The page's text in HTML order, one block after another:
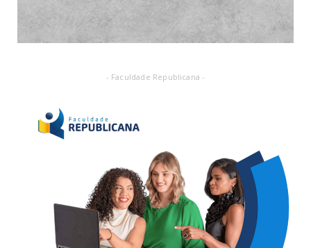
- Faculdade Republicana -